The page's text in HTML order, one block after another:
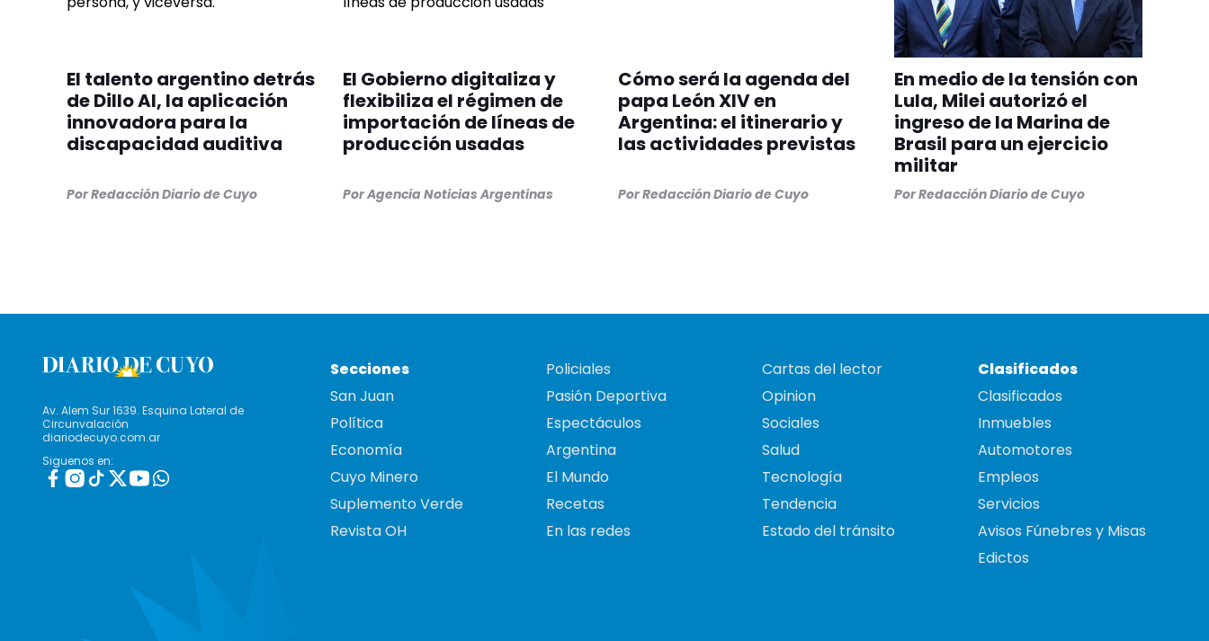
El talento argentino detrás
de Dillo AI, la aplicación
innovadora para la
discapacidad auditiva
PorRedacción Diario de Cuyo
El Gobierno digitaliza y
flexibiliza el régimen de
importación de líneas de
producción usadas
PorAgencia Noticias Argentinas
Cómo será la agenda del
papa León XIV en
Argentina: el itinerario y
las actividades previstas
PorRedacción Diario de Cuyo
En medio de la tensión con
Lula, Milei autorizó el
ingreso de la Marina de
Brasil para un ejercicio
militar
PorRedacción Diario de Cuyo
Av. Alem Sur 1639. Esquina Lateral de
Circunvalación
diariodecuyo.com.ar
Siguenos en:
Secciones
San Juan
Política
Economía
Cuyo Minero
Suplemento Verde
Revista OH
Policiales
Pasión Deportiva
Espectáculos
Argentina
El Mundo
Recetas
En las redes
Cartas del lector
Opinion
Sociales
Salud
Tecnología
Tendencia
Estado del tránsito
Clasificados
Clasificados
Inmuebles
Automotores
Empleos
Servicios
Avisos Fúnebres y Misas
Edictos